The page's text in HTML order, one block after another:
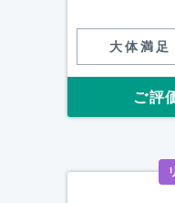
大体満足
ご評